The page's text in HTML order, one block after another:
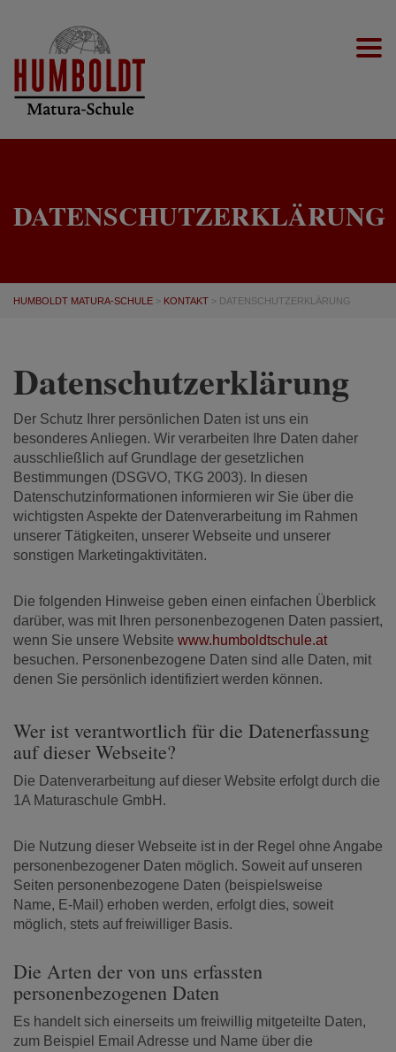
DATENSCHUTZERKLÄRUNG
HUMBOLDT MATURA-SCHULE > KONTAKT > DATENSCHUTZERKLÄRUNG
Datenschutzerklärung
Der Schutz Ihrer persönlichen Daten ist uns ein
besonderes Anliegen. Wir verarbeiten Ihre Daten daher
ausschließlich auf Grundlage der gesetzlichen
Bestimmungen (DSGVO, TKG 2003). In diesen
Datenschutzinformationen informieren wir Sie über die
wichtigsten Aspekte der Datenverarbeitung im Rahmen
unserer Tätigkeiten, unserer Webseite und unserer
sonstigen Marketingaktivitäten.
Die folgenden Hinweise geben einen einfachen Überblick
darüber, was mit Ihren personenbezogenen Daten passiert,
wenn Sie unsere Website www.humboldtschule.at
besuchen. Personenbezogene Daten sind alle Daten, mit
denen Sie persönlich identifiziert werden können.
Wer ist verantwortlich für die Datenerfassung
auf dieser Webseite?
Die Datenverarbeitung auf dieser Website erfolgt durch die
1A Maturaschule GmbH.
Die Nutzung dieser Webseite ist in der Regel ohne Angabe
personenbezogener Daten möglich. Soweit auf unseren
Seiten personenbezogene Daten (beispielsweise
Name, E-Mail) erhoben werden, erfolgt dies, soweit
möglich, stets auf freiwilliger Basis.
Die Arten der von uns erfassten
personenbezogenen Daten
Es handelt sich einerseits um freiwillig mitgeteilte Daten,
zum Beispiel Email Adresse und Name über die